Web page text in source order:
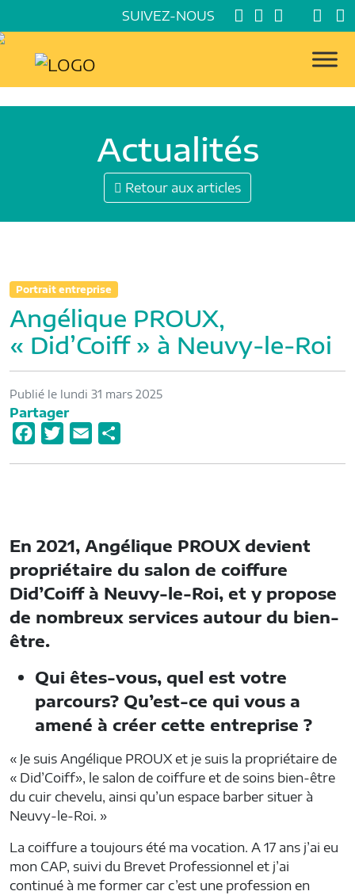
SUIVEZ-NOUS
Actualités
Retour aux articles
Portrait entreprise
Angélique PROUX,
« Did’Coiff » à Neuvy-le-Roi
Publié le lundi 31 mars 2025
Partager
o
o
k
e
r
g
e
r
En 2021, Angélique PROUX devient
propriétaire du salon de coiffure
Did’Coiff à Neuvy-le-Roi, et y propose
de nombreux services autour du bien-
être.
Qui êtes-vous, quel est votre
parcours? Qu’est-ce qui vous a
amené à créer cette entreprise ?
« Je suis Angélique PROUX et je suis la propriétaire de
« Did’Coiff», le salon de coiffure et de soins bien-être
du cuir chevelu, ainsi qu’un espace barber situer à
Neuvy-le-Roi. »
La coiffure a toujours été ma vocation. A 17 ans j’ai eu
mon CAP, suivi du Brevet Professionnel et j’ai
continué à me former car c’est une profession en